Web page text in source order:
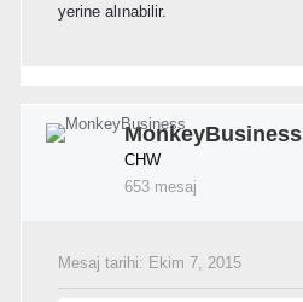
yerine alınabilir.
MonkeyBusiness
CHW
653 mesaj
Mesaj tarihi: Ekim 7, 2015